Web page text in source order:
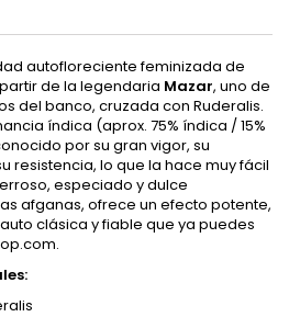
autofloreciente feminizada de
de la legendaria Mazar, uno de
del banco, cruzada con Ruderalis.
índica (aprox. 75% índica / 15%
por su gran vigor, su
resistencia, lo que la hace muy fácil
especiado y dulce
afganas, ofrece un efecto potente,
clásica y fiable que ya puedes